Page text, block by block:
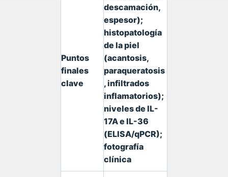
Puntos
finales
clave
descamación,
espesor);
histopatología
de la piel
(acantosis,
paraqueratosis
, infiltrados
inflamatorios);
niveles de IL-
17A e IL-36
(ELISA/qPCR);
fotografía
clínica